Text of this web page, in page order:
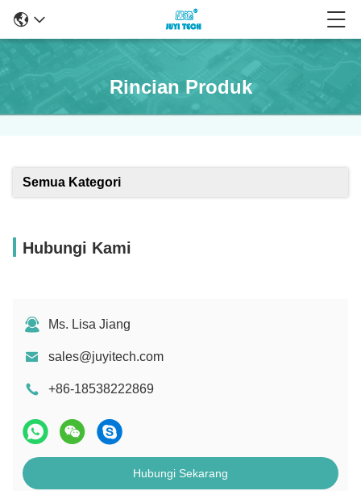
Rincian Produk
Semua Kategori
Hubungi Kami
Ms. Lisa Jiang
sales@juyitech.com
+86-18538222869
Hubungi Sekarang